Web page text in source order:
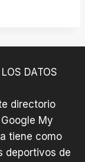
DATOS
directorio
My
tiene como
deportivos de